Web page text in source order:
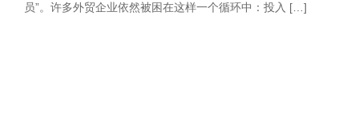
员”。许多外贸企业依然被困在这样一个循环中：投入 […]